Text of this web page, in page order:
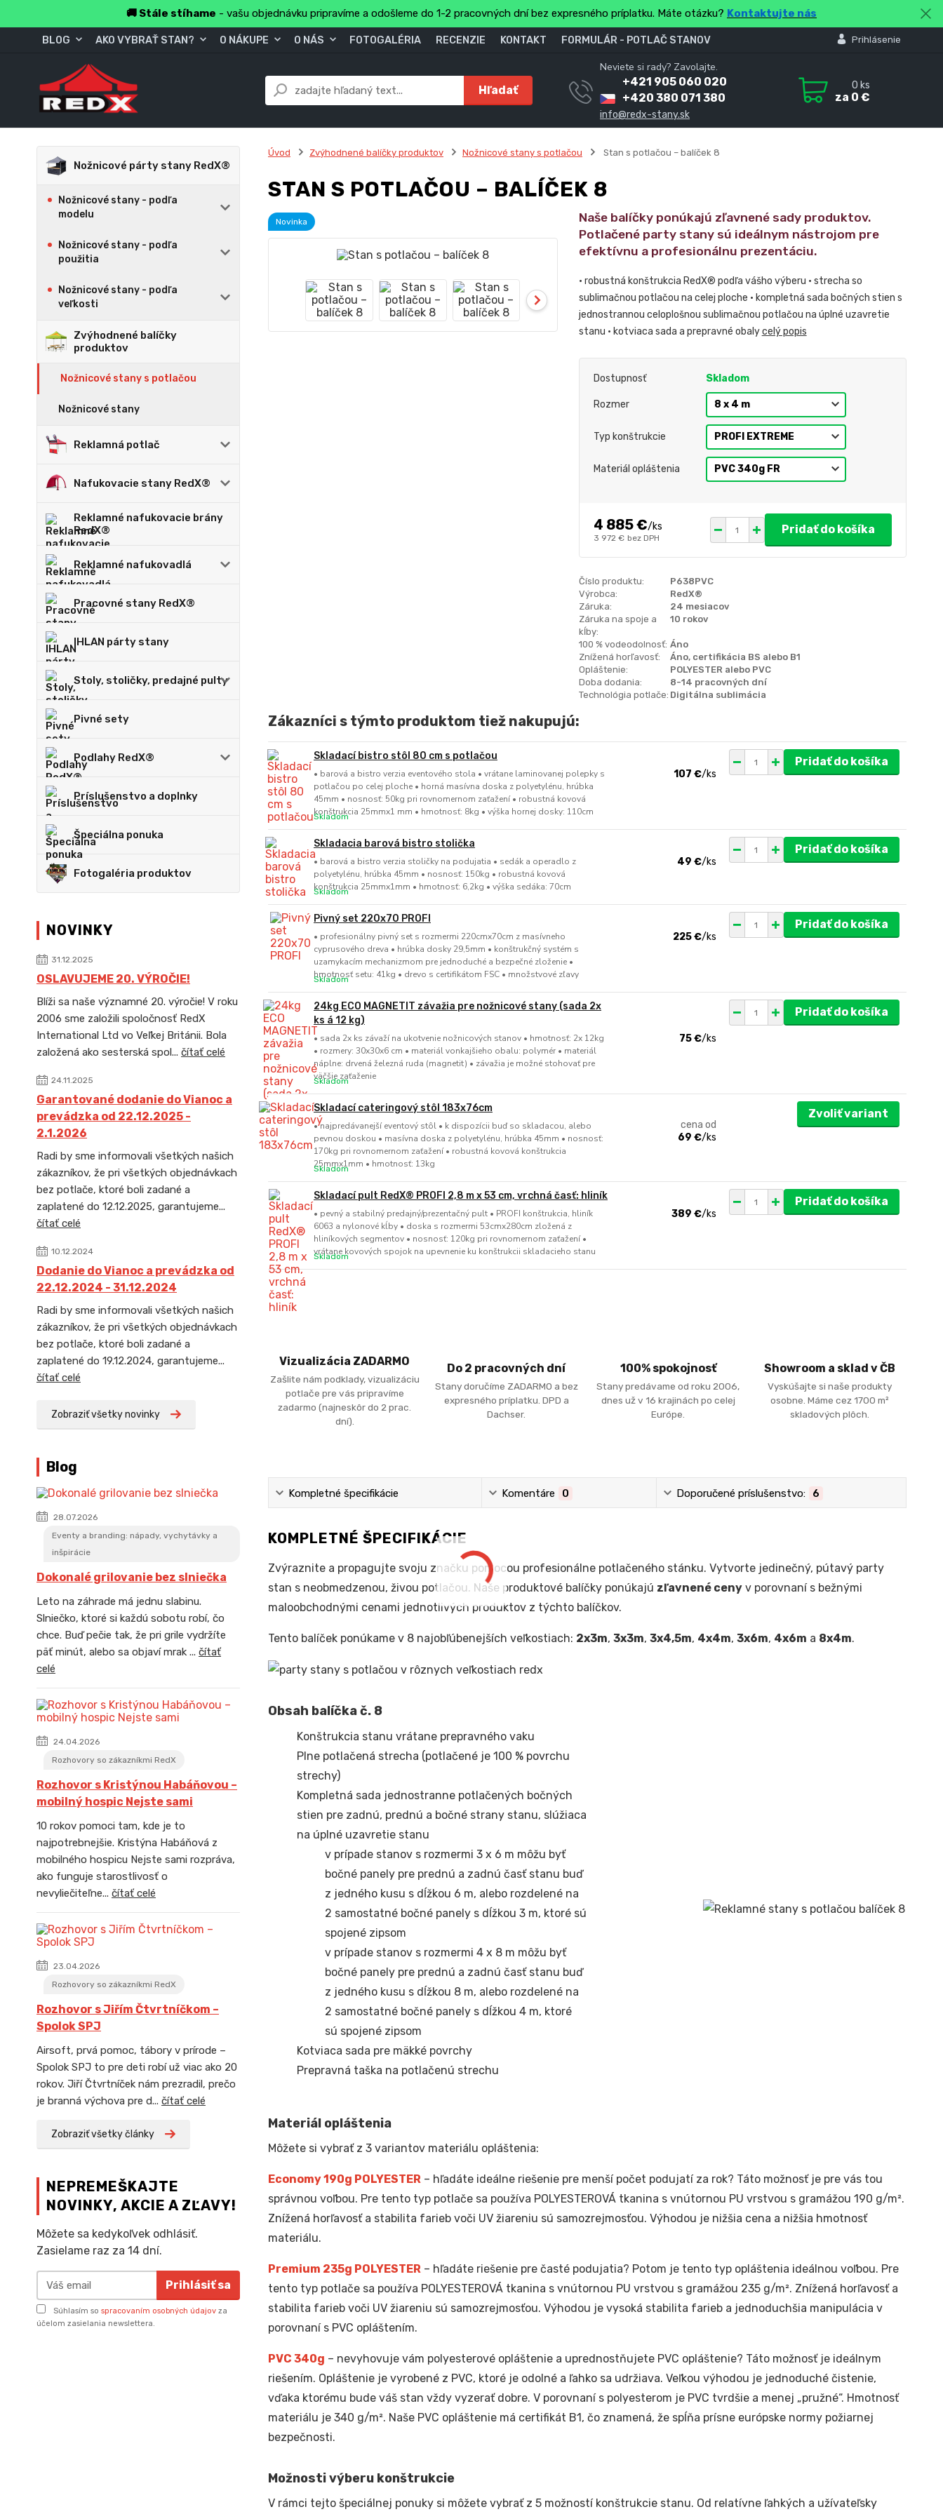
🚚 Stále stíhame - vašu objednávku pripravíme a odošleme do 1-2 pracovných dní bez expresného príplatku. Máte otázku? Kontaktujte nás
BLOG AKO VYBRAŤ STAN? O NÁKUPE O NÁS FOTOGALÉRIA RECENZIE KONTAKT FORMULÁR - POTLAČ STANOV Prihlásenie
Hľadať
Neviete si rady? Zavolajte.
+421 905 060 020
+420 380 071 380
info@redx-stany.sk
0 ks
za 0 €
Nožnicové párty stany RedX®
Nožnicové stany - podľa
modelu
Nožnicové stany - podľa
použitia
Nožnicové stany - podľa
veľkosti
Zvýhodnené balíčky
produktov
Nožnicové stany s potlačou
Nožnicové stany
Reklamná potlač
Nafukovacie stany RedX®
Reklamné nafukovacie brány
RedX®
Reklamné nafukovadlá
Pracovné stany RedX®
IHLAN párty stany
Stoly, stoličky, predajné pulty
Pivné sety
Podlahy RedX®
Príslušenstvo a doplnky
Špeciálna ponuka
Fotogaléria produktov
NOVINKY
31.12.2025
OSLAVUJEME 20. VÝROČIE!
Blíži sa naše významné 20. výročie! V roku
2006 sme založili spoločnosť RedX
International Ltd vo Veľkej Británii. Bola
založená ako sesterská spol... čítať celé
24.11.2025
Garantované dodanie do Vianoc a
prevádzka od 22.12.2025 -
2.1.2026
Radi by sme informovali všetkých našich
zákazníkov, že pri všetkých objednávkach
bez potlače, ktoré boli zadané a
zaplatené do 12.12.2025, garantujeme...
čítať celé
10.12.2024
Dodanie do Vianoc a prevádzka od
22.12.2024 - 31.12.2024
Radi by sme informovali všetkých našich
zákazníkov, že pri všetkých objednávkach
bez potlače, ktoré boli zadané a
zaplatené do 19.12.2024, garantujeme...
čítať celé
Zobraziť všetky novinky
Blog
28.07.2026
Eventy a branding: nápady, vychytávky a
inšpirácie
Dokonalé grilovanie bez slniečka
Leto na záhrade má jednu slabinu.
Slniečko, ktoré si každú sobotu robí, čo
chce. Buď pečie tak, že pri grile vydržíte
päť minút, alebo sa objaví mrak ... čítať
celé
24.04.2026
Rozhovory so zákazníkmi RedX
Rozhovor s Kristýnou Habáňovou –
mobilný hospic Nejste sami
10 rokov pomoci tam, kde je to
najpotrebnejšie. Kristýna Habáňová z
mobilného hospicu Nejste sami rozpráva,
ako funguje starostlivosť o
nevyliečiteľne... čítať celé
23.04.2026
Rozhovory so zákazníkmi RedX
Rozhovor s Jiřím Čtvrtníčkom –
Spolok SPJ
Airsoft, prvá pomoc, tábory v prírode –
Spolok SPJ to pre deti robí už viac ako 20
rokov. Jiří Čtvrtníček nám prezradil, prečo
je branná výchova pre d... čítať celé
Zobraziť všetky články
NEPREMEŠKAJTE
NOVINKY, AKCIE A ZĽAVY!
Môžete sa kedykoľvek odhlásiť.
Zasielame raz za 14 dní.
Prihlásiť sa
Súhlasím so spracovaním osobných údajov za
účelom zasielania newslettera.
Úvod Zvýhodnené balíčky produktov Nožnicové stany s potlačou Stan s potlačou – balíček 8
STAN S POTLAČOU – BALÍČEK 8
Novinka
Naše balíčky ponúkajú zľavnené sady produktov.
Potlačené party stany sú ideálnym nástrojom pre
efektívnu a profesionálnu prezentáciu.
• robustná konštrukcia RedX® podľa vášho výberu • strecha so
sublimačnou potlačou na celej ploche • kompletná sada bočných stien s
jednostrannou celoplošnou sublimačnou potlačou na úplné uzavretie
stanu • kotviaca sada a prepravné obalycelý popis
Dostupnosť Skladom
Rozmer
Typ konštrukcie
Materiál opláštenia
4 885 €/ks
3 972 € bez DPH
Pridať do košíka
Číslo produktu:
P638PVC
Výrobca:
RedX®
Záruka:
24 mesiacov
Záruka na spoje a
kĺby:
10 rokov
100 % vodeodolnosť: Áno
Znížená horľavosť:
Áno, certifikácia BS alebo B1
Opláštenie:
POLYESTER alebo PVC
Doba dodania:
8-14 pracovných dní
Technológia potlače: Digitálna sublimácia
Zákazníci s týmto produktom tiež nakupujú:
Skladací bistro stôl 80 cm s potlačou
• barová a bistro verzia eventového stola • vrátane laminovanej polepky s
potlačou po celej ploche • horná masívna doska z polyetylénu, hrúbka
45mm • nosnosť: 50kg pri rovnomernom zaťažení • robustná kovová
konštrukcia 25mmx1 mm • hmotnosť: 8kg • výška hornej dosky: 110cm
107 €/ks
Skladom
Pridať do košíka
Skladacia barová bistro stolička
• barová a bistro verzia stoličky na podujatia • sedák a operadlo z
polyetylénu, hrúbka 45mm • nosnosť: 150kg • robustná kovová
konštrukcia 25mmx1mm • hmotnosť: 6,2kg • výška sedáka: 70cm
49 €/ks
Skladom
Pridať do košíka
Pivný set 220x70 PROFI
• profesionálny pivný set s rozmermi 220cmx70cm z masívneho
cyprusového dreva • hrúbka dosky 29,5mm • konštrukčný systém s
uzamykacím mechanizmom pre jednoduché a bezpečné zloženie •
hmotnosť setu: 41kg • drevo s certifikátom FSC • množstvové zľavy
225 €/ks
Skladom
Pridať do košíka
24kg ECO MAGNETIT závažia pre nožnicové stany (sada 2x
ks á 12 kg)
• sada 2x ks závaží na ukotvenie nožnicových stanov • hmotnosť: 2x 12kg
• rozmery: 30x30x6 cm • materiál vonkajšieho obalu: polymér • materiál
náplne: drvená železná ruda (magnetit) • závažia je možné stohovať pre
väčšie zaťaženie
75 €/ks
Skladom
Pridať do košíka
Skladací cateringový stôl 183x76cm
• najpredávanejší eventový stôl • k dispozícii buď so skladacou, alebo
pevnou doskou • masívna doska z polyetylénu, hrúbka 45mm • nosnosť:
170kg pri rovnomernom zaťažení • robustná kovová konštrukcia
25mmx1mm • hmotnosť: 13kg
cena od
69 €/ks
Skladom
Zvoliť variant
Skladací pult RedX® PROFI 2,8 m x 53 cm, vrchná časť: hliník
• pevný a stabilný predajný/prezentačný pult • PROFI konštrukcia, hliník
6063 a nylonové kĺby • doska s rozmermi 53cmx280cm zložená z
hliníkových segmentov • nosnosť: 120kg pri rovnomernom zaťažení •
vrátane kovových spojok na upevnenie ku konštrukcii skladacieho stanu
389 €/ks
Skladom
Pridať do košíka
Vizualizácia ZADARMO
Zašlite nám podklady, vizualizáciu
potlače pre vás pripravíme
zadarmo (najneskôr do 2 prac.
dní).
Do 2 pracovných dní
Stany doručíme ZADARMO a bez
expresného príplatku. DPD a
Dachser.
100% spokojnosť
Stany predávame od roku 2006,
dnes už v 16 krajinách po celej
Európe.
Showroom a sklad v ČB
Vyskúšajte si naše produkty
osobne. Máme cez 1700 m²
skladových plôch.
Kompletné špecifikácie Komentáre 0 Doporučené príslušenstvo: 6
KOMPLETNÉ ŠPECIFIKÁCIE
Zvýraznite a propagujte svoju značku pomocou profesionálne potlačeného stánku. Vytvorte jedinečný, pútavý party
stan s neobmedzenou, živou potlačou. Naše produktové balíčky ponúkajú zľavnené cenyv porovnaní s bežnými
maloobchodnými cenami jednotlivých produktov z týchto balíčkov.
Tento balíček ponúkame v 8 najobľúbenejších veľkostiach: 2x3m, 3x3m, 3x4,5m, 4x4m, 3x6m, 4x6m a 8x4m.
Obsah balíčka č. 8
Konštrukcia stanu vrátane prepravného vaku
Plne potlačená strecha (potlačené je 100 % povrchu
strechy)
Kompletná sada jednostranne potlačených bočných
stien pre zadnú, prednú a bočné strany stanu, slúžiaca
na úplné uzavretie stanu
v prípade stanov s rozmermi 3 x 6 m môžu byť
bočné panely pre prednú a zadnú časť stanu buď
z jedného kusu s dĺžkou 6 m, alebo rozdelené na
2 samostatné bočné panely s dĺžkou 3 m, ktoré sú
spojené zipsom
v prípade stanov s rozmermi 4 x 8 m môžu byť
bočné panely pre prednú a zadnú časť stanu buď
z jedného kusu s dĺžkou 8 m, alebo rozdelené na
2 samostatné bočné panely s dĺžkou 4 m, ktoré
sú spojené zipsom
Kotviaca sada pre mäkké povrchy
Prepravná taška na potlačenú strechu
Materiál opláštenia
Môžete si vybrať z 3 variantov materiálu opláštenia:
Economy 190g POLYESTER– hľadáte ideálne riešenie pre menší počet podujatí za rok? Táto možnosť je pre vás tou
správnou voľbou. Pre tento typ potlače sa používa POLYESTEROVÁ tkanina s vnútornou PU vrstvou s gramážou 190 g/m².
Znížená horľavosť a stabilita farieb voči UV žiareniu sú samozrejmosťou. Výhodou je nižšia cena a nižšia hmotnosť
materiálu.
Premium 235g POLYESTER– hľadáte riešenie pre časté podujatia? Potom je tento typ opláštenia ideálnou voľbou. Pre
tento typ potlače sa používa POLYESTEROVÁ tkanina s vnútornou PU vrstvou s gramážou 235 g/m². Znížená horľavosť a
stabilita farieb voči UV žiareniu sú samozrejmosťou. Výhodou je vysoká stabilita farieb a jednoduchšia manipulácia v
porovnaní s PVC opláštením.
PVC 340g – nevyhovuje vám polyesterové opláštenie a uprednostňujete PVC opláštenie? Táto možnosť je ideálnym
riešením. Opláštenie je vyrobené z PVC, ktoré je odolné a ľahko sa udržiava. Veľkou výhodou je jednoduché čistenie,
vďaka ktorému bude váš stan vždy vyzerať dobre. V porovnaní s polyesterom je PVC tvrdšie a menej „pružné“. Hmotnosť
materiálu je 340 g/m². Naše PVC opláštenie má certifikát B1, čo znamená, že spĺňa prísne európske normy požiarnej
bezpečnosti.
Možnosti výberu konštrukcie
V rámci tejto špeciálnej ponuky si môžete vybrať z 5 možností konštrukcie stanu. Od relatívne ľahkých a užívateľsky